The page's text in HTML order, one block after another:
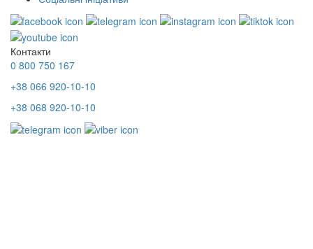
Контакти
0 800 750 167
+38 066 920-10-10
+38 068 920-10-10